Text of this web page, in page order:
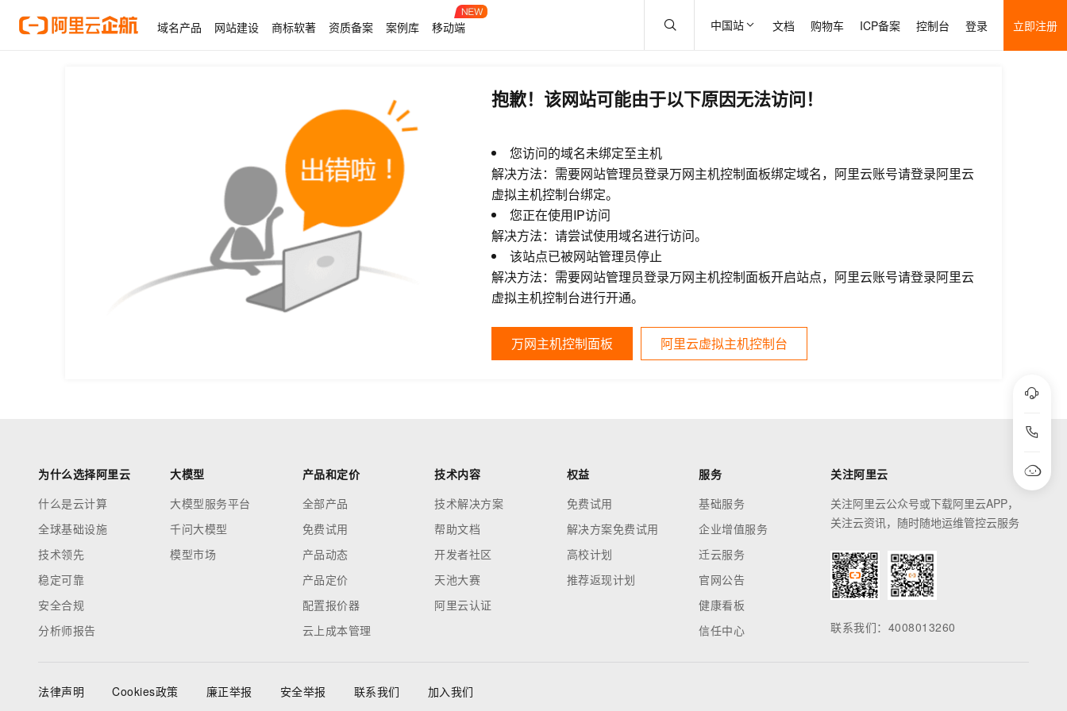
域名产品 网站建设 商标软著 资质备案 案例库 移动端 中国站 文档 购物车 ICP备案 控制台 登录 立即注册
抱歉！该网站可能由于以下原因无法访问！
您访问的域名未绑定至主机
解决方法：需要网站管理员登录万网主机控制面板绑定域名，阿里云账号请登录阿里云
虚拟主机控制台绑定。
您正在使用IP访问
解决方法：请尝试使用域名进行访问。
该站点已被网站管理员停止
解决方法：需要网站管理员登录万网主机控制面板开启站点，阿里云账号请登录阿里云
虚拟主机控制台进行开通。
万网主机控制面板 阿里云虚拟主机控制台